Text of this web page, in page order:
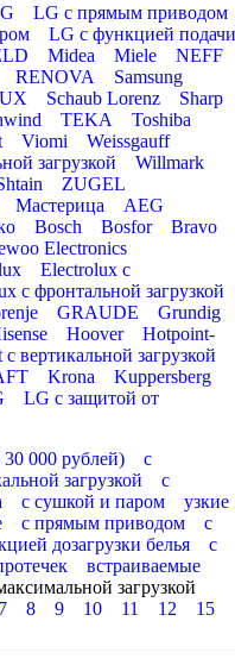
LG с прямым приводом
LG с функцией подачи
Midea Miele
NEFF
RENOVA
Samsung
Schaub Lorenz
Sharp
TEKA
Toshiba
Viomi
Weissgauff
загрузкой
Willmark
ZUGEL
Мастерица
AEG
Bosch Bosfor
Bravo
Electronics
Electrolux с
с фронтальной загрузкой
GRAUDE
Grundig
Hoover
Hotpoint-
с вертикальной загрузкой
Krona
Kuppersberg
LG с защитой от
000 рублей)
с
загрузкой
с
с сушкой и паром
узкие
с прямым приводом
с
дозагрузки белья
с
встраиваемые
загрузкой
7 8 9 10 11 12 15